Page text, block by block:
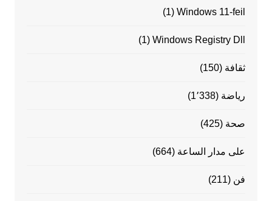
Windows 11-feil
(1)
Windows Registry Dll
(1)
ثقافة (150)
رياضة (1٬338)
صحة (425)
على مدار الساعة (664)
فن (211)